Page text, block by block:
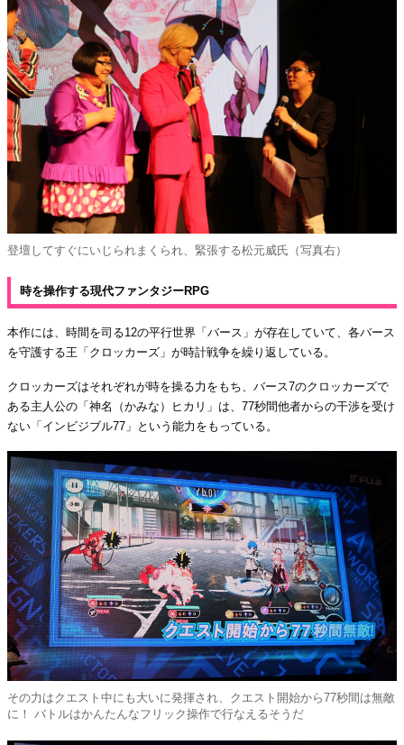
登壇してすぐにいじられまくられ、緊張する松元威氏（写真右）
時を操作する現代ファンタジーRPG
本作には、時間を司る12の平行世界「バース」が存在していて、各バース
を守護する王「クロッカーズ」が時計戦争を繰り返している。
クロッカーズはそれぞれが時を操る力をもち、バース7のクロッカーズで
ある主人公の「神名（かみな）ヒカリ」は、77秒間他者からの干渉を受け
ない「インビジブル77」という能力をもっている。
その力はクエスト中にも大いに発揮され、クエスト開始から77秒間は無敵
に！ バトルはかんたんなフリック操作で行なえるそうだ